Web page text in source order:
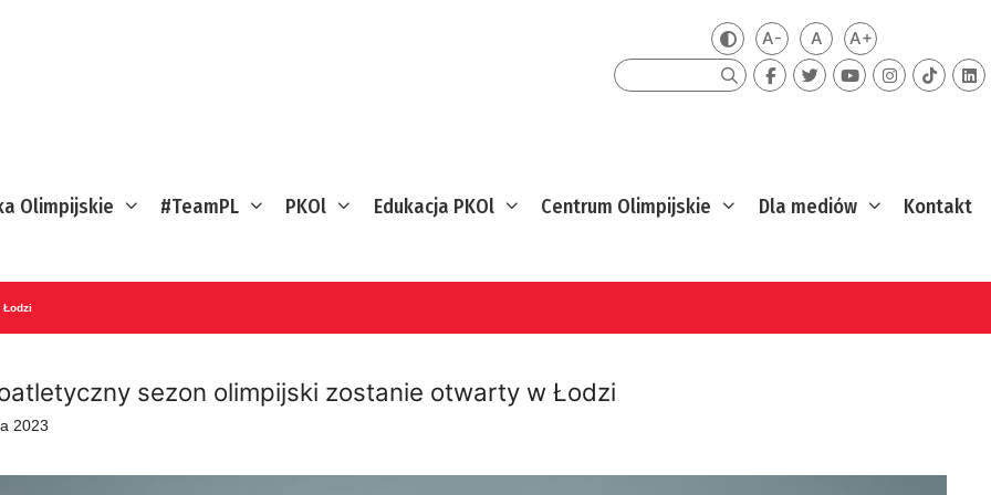
Zmień kontrast
A-Mniejsza czcionka
ADomyślna czcionka
A+Większa
Szukaj
Olimpijskie #TeamPL PKOl Edukacja PKOl Centrum Olimpijskie Dla mediów Kontakt
sezon olimpijski zostanie otwarty w Łodzi
2023